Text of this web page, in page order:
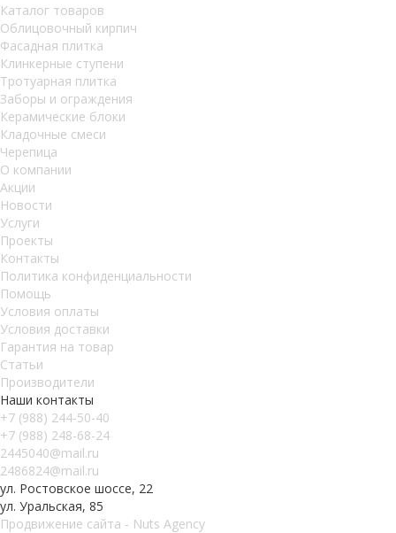
Каталог товаров
Облицовочный кирпич
Фасадная плитка
Клинкерные ступени
Тротуарная плитка
Заборы и ограждения
Керамические блоки
Кладочные смеси
Черепица
О компании
Акции
Новости
Услуги
Проекты
Контакты
Политика конфиденциальности
Помощь
Условия оплаты
Условия доставки
Гарантия на товар
Статьи
Производители
Наши контакты
+7 (988) 244-50-40
+7 (988) 248-68-24
2445040@mail.ru
2486824@mail.ru
ул. Ростовское шоссе, 22
ул. Уральская, 85
Продвижение сайта - Nuts Agency